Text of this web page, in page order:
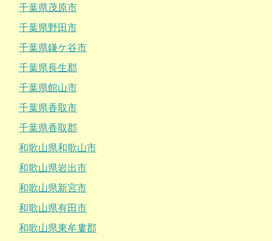
千葉県茂原市
千葉県野田市
千葉県鎌ケ谷市
千葉県長生郡
千葉県館山市
千葉県香取市
千葉県香取郡
和歌山県和歌山市
和歌山県岩出市
和歌山県新宮市
和歌山県有田市
和歌山県東牟婁郡